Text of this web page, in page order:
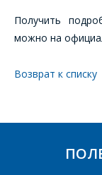
Получить
можно на
Возврат к списку